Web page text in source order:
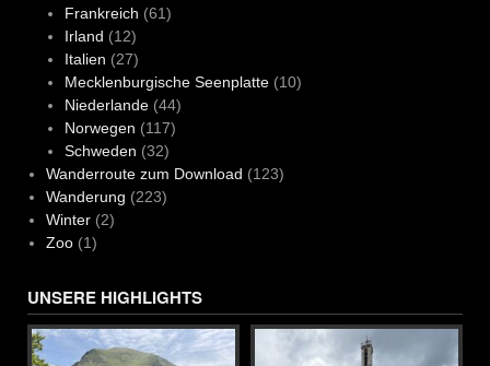
Frankreich (61)
Irland (12)
Italien (27)
Mecklenburgische Seenplatte(10)
Niederlande(44)
Norwegen (117)
Schweden (32)
Wanderroute zum Download (123)
Wanderung (223)
Winter(2)
Zoo(1)
UNSERE HIGHLIGHTS